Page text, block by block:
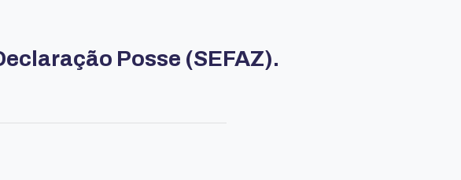
Posse (SEFAZ).